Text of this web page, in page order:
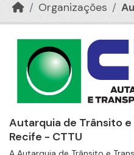
Organizações
Autarquia de Trânsito
Recife - CTTU